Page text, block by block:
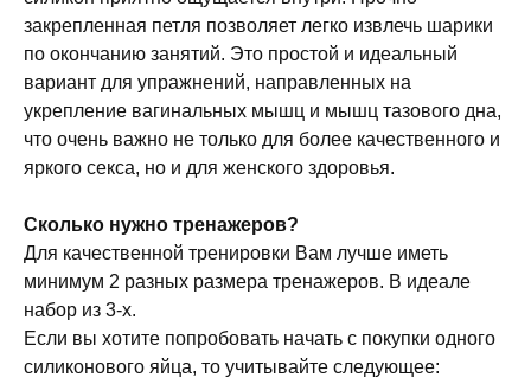
закрепленная петля позволяет легко извлечь шарики
по окончанию занятий. Это простой и идеальный
вариант для упражнений, направленных на
укрепление вагинальных мышц и мышц тазового дна,
что очень важно не только для более качественного и
яркого секса, но и для женского здоровья.
Сколько нужно тренажеров?
Для качественной тренировки Вам лучше иметь
минимум 2 разных размера тренажеров. В идеале
набор из 3-х.
Если вы хотите попробовать начать с покупки одного
силиконового яйца, то учитывайте следующее: